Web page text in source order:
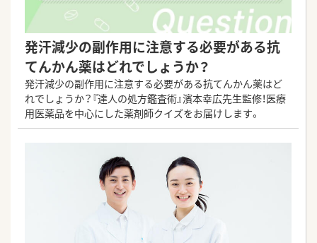
発汗減少の副作用に注意する必要がある抗
てんかん薬はどれでしょうか？
発汗減少の副作用に注意する必要がある抗てんかん薬はど
れでしょうか？『達人の処方鑑査術』濱本幸広先生監修！医療
用医薬品を中心にした薬剤師クイズをお届けします。